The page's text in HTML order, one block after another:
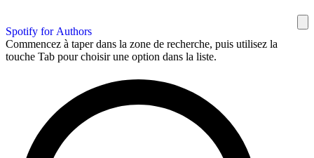
Spotify for Authors
Commencez à taper dans la zone de recherche, puis utilisez la
touche Tab pour choisir une option dans la liste.